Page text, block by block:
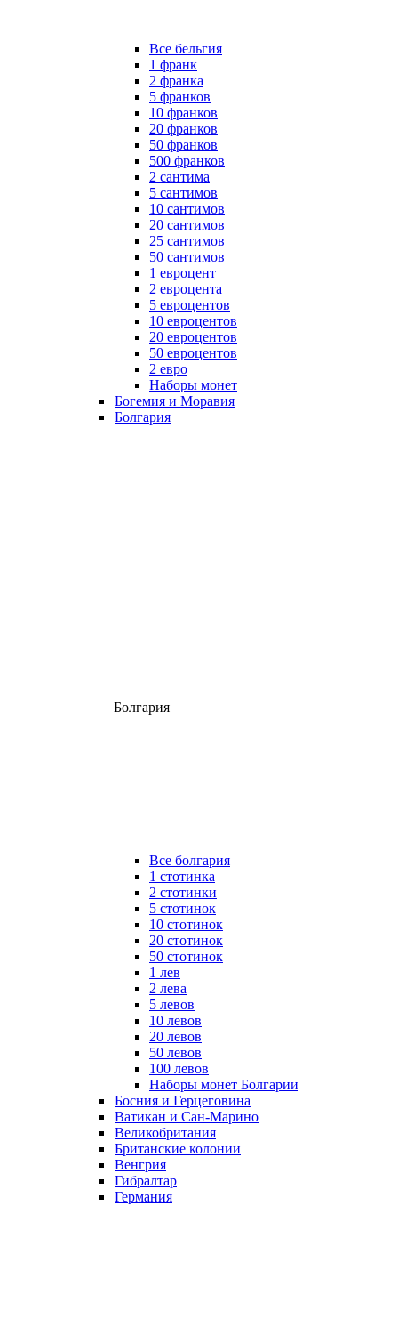
Все бельгия
1 франк
2 франка
5 франков
10 франков
20 франков
50 франков
500 франков
2 сантима
5 сантимов
10 сантимов
20 сантимов
25 сантимов
50 сантимов
1 евроцент
2 евроцента
5 евроцентов
10 евроцентов
20 евроцентов
50 евроцентов
2 евро
Наборы монет
Богемия и Моравия
Болгария
Болгария
Все болгария
1 стотинка
2 стотинки
5 стотинок
10 стотинок
20 стотинок
50 стотинок
1 лев
2 лева
5 левов
10 левов
20 левов
50 левов
100 левов
Наборы монет Болгарии
Босния и Герцеговина
Ватикан и Сан-Марино
Великобритания
Британские колонии
Венгрия
Гибралтар
Германия